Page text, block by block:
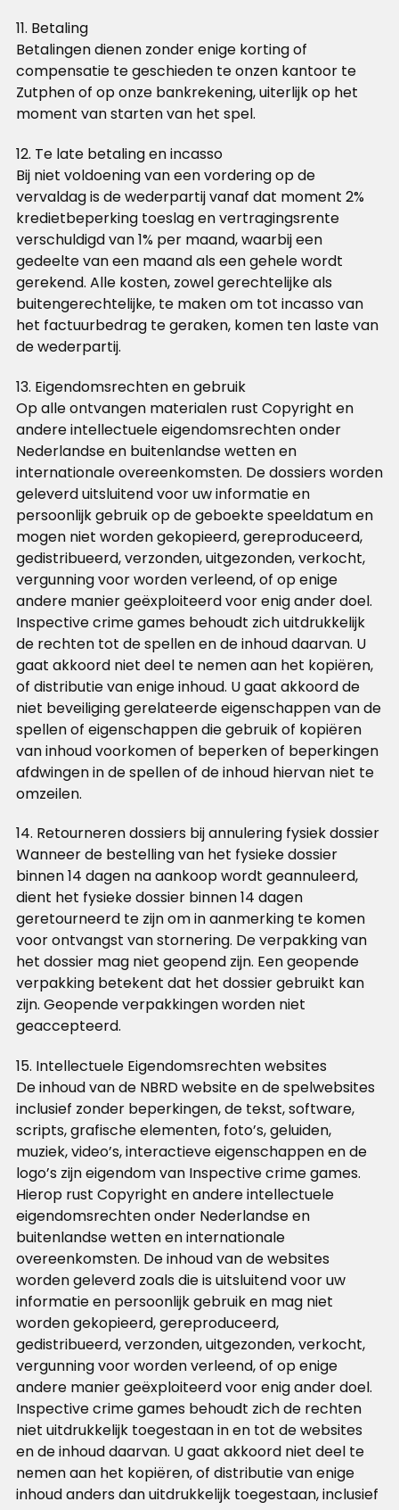
11. Betaling
Betalingen dienen zonder enige korting of
compensatie te geschieden te onzen kantoor te
Zutphen of op onze bankrekening, uiterlijk op het
moment van starten van het spel.
12. Te late betaling en incasso
Bij niet voldoening van een vordering op de
vervaldag is de wederpartij vanaf dat moment 2%
kredietbeperking toeslag en vertragingsrente
verschuldigd van 1% per maand, waarbij een
gedeelte van een maand als een gehele wordt
gerekend. Alle kosten, zowel gerechtelijke als
buitengerechtelijke, te maken om tot incasso van
het factuurbedrag te geraken, komen ten laste van
de wederpartij.
13. Eigendomsrechten en gebruik
Op alle ontvangen materialen rust Copyright en
andere intellectuele eigendomsrechten onder
Nederlandse en buitenlandse wetten en
internationale overeenkomsten. De dossiers worden
geleverd uitsluitend voor uw informatie en
persoonlijk gebruik op de geboekte speeldatum en
mogen niet worden gekopieerd, gereproduceerd,
gedistribueerd, verzonden, uitgezonden, verkocht,
vergunning voor worden verleend, of op enige
andere manier geëxploiteerd voor enig ander doel.
Inspective crime games behoudt zich uitdrukkelijk
de rechten tot de spellen en de inhoud daarvan. U
gaat akkoord niet deel te nemen aan het kopiëren,
of distributie van enige inhoud. U gaat akkoord de
niet beveiliging gerelateerde eigenschappen van de
spellen of eigenschappen die gebruik of kopiëren
van inhoud voorkomen of beperken of beperkingen
afdwingen in de spellen of de inhoud hiervan niet te
omzeilen.
14. Retourneren dossiers bij annulering fysiek dossier
Wanneer de bestelling van het fysieke dossier
binnen 14 dagen na aankoop wordt geannuleerd,
dient het fysieke dossier binnen 14 dagen
geretourneerd te zijn om in aanmerking te komen
voor ontvangst van stornering. De verpakking van
het dossier mag niet geopend zijn. Een geopende
verpakking betekent dat het dossier gebruikt kan
zijn. Geopende verpakkingen worden niet
geaccepteerd.
15. Intellectuele Eigendomsrechten websites
De inhoud van de NBRD website en de spelwebsites
inclusief zonder beperkingen, de tekst, software,
scripts, grafische elementen, foto’s, geluiden,
muziek, video’s, interactieve eigenschappen en de
logo’s zijn eigendom van Inspective crime games.
Hierop rust Copyright en andere intellectuele
eigendomsrechten onder Nederlandse en
buitenlandse wetten en internationale
overeenkomsten. De inhoud van de websites
worden geleverd zoals die is uitsluitend voor uw
informatie en persoonlijk gebruik en mag niet
worden gekopieerd, gereproduceerd,
gedistribueerd, verzonden, uitgezonden, verkocht,
vergunning voor worden verleend, of op enige
andere manier geëxploiteerd voor enig ander doel.
Inspective crime games behoudt zich de rechten
niet uitdrukkelijk toegestaan in en tot de websites
en de inhoud daarvan. U gaat akkoord niet deel te
nemen aan het kopiëren, of distributie van enige
inhoud anders dan uitdrukkelijk toegestaan, inclusief